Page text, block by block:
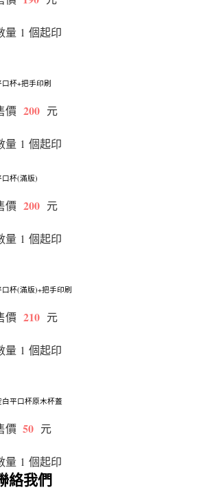
量 1 個起印
口杯+把手印刷
價 200 元
量 1 個起印
口杯(滿版)
價 200 元
量 1 個起印
口杯(滿版)+把手印刷
價 210 元
量 1 個起印
白平口杯原木杯蓋
價 50 元
量 1 個起印
絡我們